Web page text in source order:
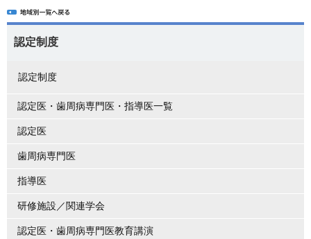
認定制度
認定制度
認定医・歯周病専門医・指導医一覧
認定医
歯周病専門医
指導医
研修施設／関連学会
認定医・歯周病専門医教育講演